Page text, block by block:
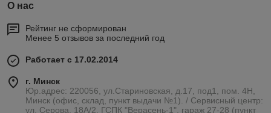
О нас
Рейтинг не сформирован
Менее 5 отзывов за последний год
Работает с 17.02.2014
г. Минск
Юр.адрес: 220056, ул.Стариновская, д.17, под1, пом. 4Н,
Минск (офис, склад, пункт выдачи №1). / Сервисный центр:
ул. Серова, 18А/2, ГСПК "Верасень-1", гараж 27-28 (пункт